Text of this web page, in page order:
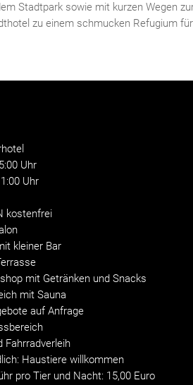
Stadtpark sowie mit kurzen Wegen
zu einem schmucken Refugium
Uhr
Uhr
kostenfrei
kleiner Bar
mit Getränken und Snacks
mit Sauna
auf Anfrage
Fahrradverleih
Haustiere willkommen
pro Tier und Nacht: 15,00 Euro
auf unserer Webseite: Bester Preis
Holen Sie sich bis zu 20 Euro
und einen Drink aufs Haus.
Bonusprogramm